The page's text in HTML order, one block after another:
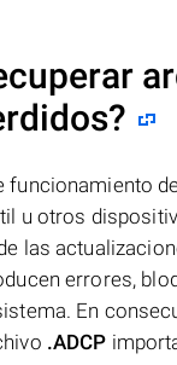
funcionamiento
u otros
las
errores,
En
.ADCP